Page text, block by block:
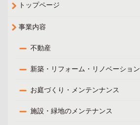
トップページ
事業内容
不動産
新築・リフォーム・リノベーション
お庭づくり・メンテンナンス
施設・緑地のメンテナンス